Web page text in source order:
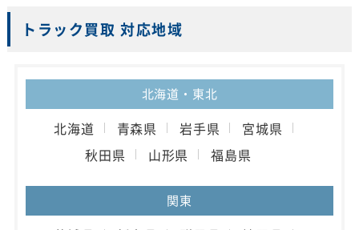
トラック買取 対応地域
北海道・東北
北海道 青森県 岩手県
宮城県
秋田県
山形県 福島県
関東